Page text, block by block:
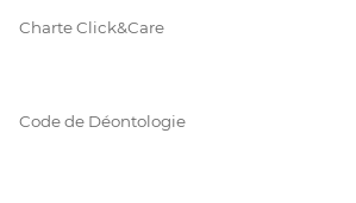
Charte Click&Care
Code de Déontologie